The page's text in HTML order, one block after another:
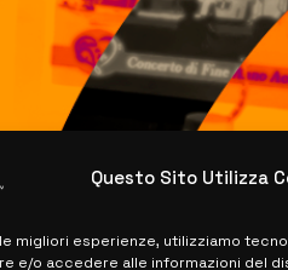
Questo Sito Utilizza
migliori esperienze, utilizziamo
e/o accedere alle informazioni del